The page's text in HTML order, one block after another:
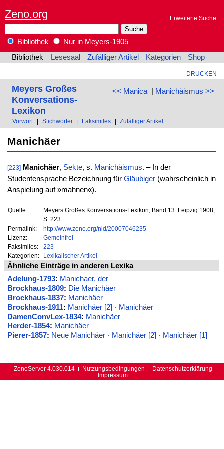
Zeno.org Erweiterte Suche
Bibliothek
Nur in Meyers-1905
Bibliothek
Lesesaal Zufälliger Artikel Kategorien Shop
DRUCKEN
<< Manica| Manichäismus >>
Meyers Großes
Konversations-
Lexikon
Vorwort Stichwörter Faksimiles Zufälliger Artikel
Manichäer
[223] Manichäer, Sekte, s. Manichäismus. – In der
Studentensprache Bezeichnung für Gläubiger(wahrscheinlich in
Anspielung auf »mahnen«).
Quelle:
Meyers Großes Konversations-Lexikon, Band 13. Leipzig 1908,
S. 223.
Permalink:
http://www.zeno.org/nid/20007046235
Lizenz:
Gemeinfrei
Faksimiles:
223
Kategorien:
Lexikalischer Artikel
Ähnliche Einträge in anderen Lexika
Adelung-1793: Manichaer, der
Brockhaus-1809: Die Manichäer
Brockhaus-1837: Manichäer
Brockhaus-1911: Manichäer [2] · Manichäer
DamenConvLex-1834: Manichäer
Herder-1854: Manichäer
Pierer-1857: Neue Manichäer· Manichäer [2] · Manichäer [1]
ZenoServer 4.030.014 Nutzungsbedingungen
Datenschutzerklärung
Impressum